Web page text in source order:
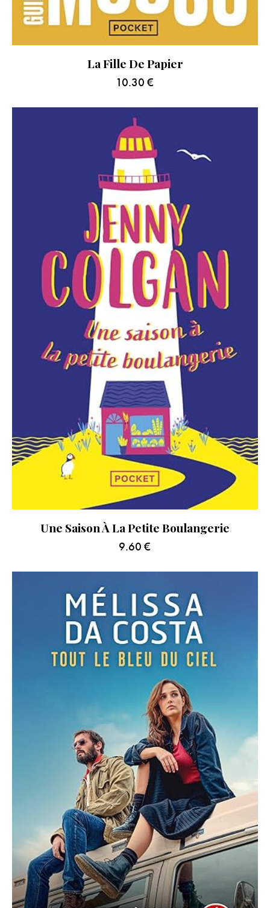
La Fille De Papier
10.30 €
Une Saison À La Petite Boulangerie
9.60 €